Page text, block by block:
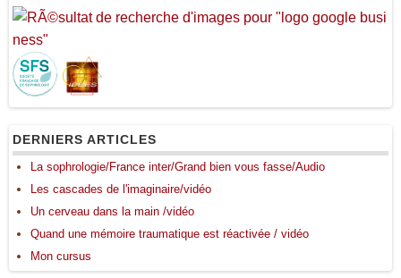
DERNIERS ARTICLES
La sophrologie/France inter/Grand bien vous fasse/Audio
Les cascades de l'imaginaire/vidéo
Un cerveau dans la main /vidéo
Quand une mémoire traumatique est réactivée / vidéo
Mon cursus